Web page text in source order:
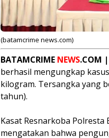
(batamcrime news.com)
BATAMCRIME NEWS.COM
berhasil mengungkap
kilogram. Tersangka yang
tahun).
Kasat Resnarkoba Polresta
mengatakan bahwa